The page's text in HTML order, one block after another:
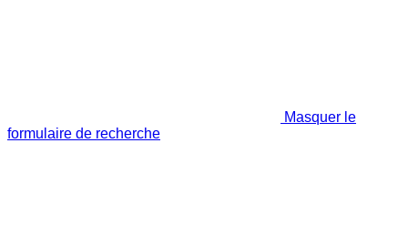
Masquer le
formulaire de recherche